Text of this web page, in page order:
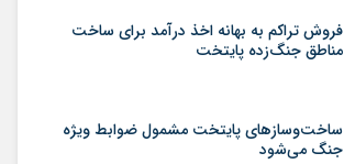
فروش تراکم به بهانه اخذ درآمد برای ساخت
مناطق جنگ‌زده پایتخت
ساخت‌وسازهای پایتخت مشمول ضوابط ویژه
جنگ می‌شود